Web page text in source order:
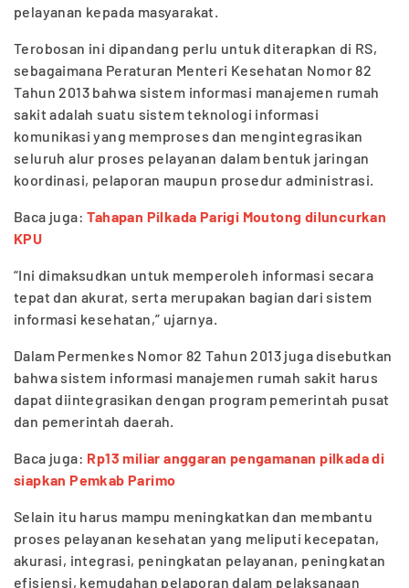
pelayanan kepada masyarakat.
Terobosan ini dipandang perlu untuk diterapkan di RS,
sebagaimana Peraturan Menteri Kesehatan Nomor 82
Tahun 2013 bahwa sistem informasi manajemen rumah
sakit adalah suatu sistem teknologi informasi
komunikasi yang memproses dan mengintegrasikan
seluruh alur proses pelayanan dalam bentuk jaringan
koordinasi, pelaporan maupun prosedur administrasi.
Baca juga:Tahapan Pilkada Parigi Moutong diluncurkan
KPU
“Ini dimaksudkan untuk memperoleh informasi secara
tepat dan akurat, serta merupakan bagian dari sistem
informasi kesehatan,” ujarnya.
Dalam Permenkes Nomor 82 Tahun 2013 juga disebutkan
bahwa sistem informasi manajemen rumah sakit harus
dapat diintegrasikan dengan program pemerintah pusat
dan pemerintah daerah.
Baca juga: Rp13 miliar anggaran pengamanan pilkada di
siapkan Pemkab Parimo
Selain itu harus mampu meningkatkan dan membantu
proses pelayanan kesehatan yang meliputi kecepatan,
akurasi, integrasi, peningkatan pelayanan, peningkatan
efisiensi, kemudahan pelaporan dalam pelaksanaan